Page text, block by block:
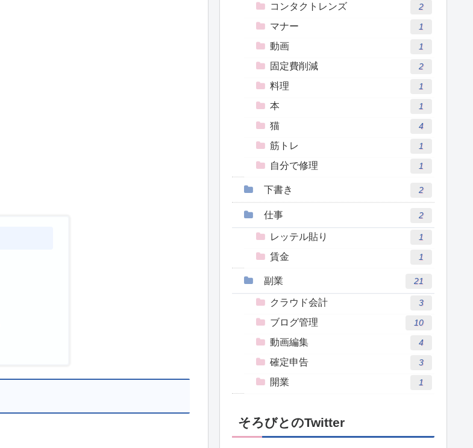
コンタクトレンズ 2
マナー 1
動画 1
固定費削減 2
料理 1
本 1
猫 4
筋トレ 1
自分で修理 1
下書き 2
仕事 2
レッテル貼り 1
賃金 1
副業 21
クラウド会計 3
ブログ管理 10
動画編集 4
確定申告 3
開業 1
そろびとのTwitter